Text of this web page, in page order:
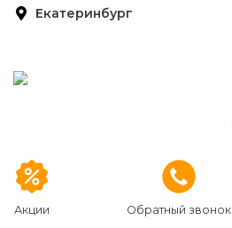
Екатеринбург
Акции Обратный звонок